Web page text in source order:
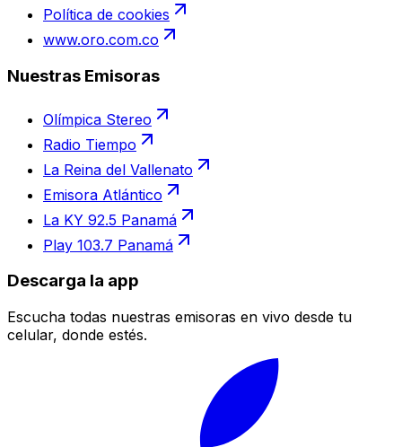
Política de cookies
www.oro.com.co
Nuestras Emisoras
Olímpica Stereo
Radio Tiempo
La Reina del Vallenato
Emisora Atlántico
La KY 92.5 Panamá
Play 103.7 Panamá
Descarga la app
Escucha todas nuestras emisoras en vivo desde tu
celular, donde estés.